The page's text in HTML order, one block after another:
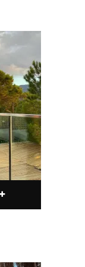
Ce produit a plusieurs variations. Les options peuvent être choisies sur la page du produit
Ce produit a plusieurs variations. Les options peuvent être choisies sur la page du produit